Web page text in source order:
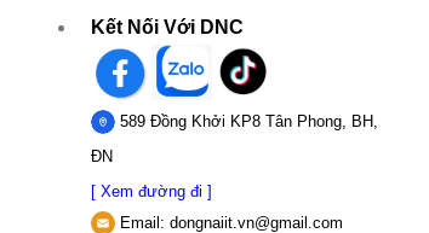
Kết Nối Với DNC
589 Đồng Khởi KP8 Tân Phong, BH,
ĐN
[ Xem đường đi ]
Email: dongnaiit.vn@gmail.com